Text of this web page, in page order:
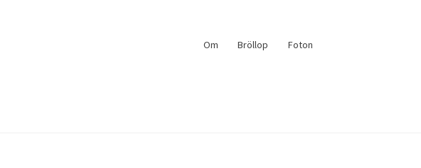
Om Bröllop Foton